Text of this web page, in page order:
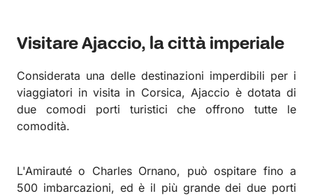
Visitare Ajaccio, la città imperiale
Considerata una delle destinazioni imperdibili per i
viaggiatori in visita in Corsica, Ajaccio è dotata di
due comodi porti turistici che offrono tutte le
comodità.
L'Amirauté o Charles Ornano, può ospitare fino a
500 imbarcazioni, ed è il più grande dei due porti